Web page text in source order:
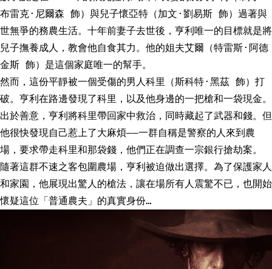
布雷克·尼爾森 飾）與兒子懷亞特（加文·劉易斯 飾）過著與
世無爭的務農生活。十年前妻子去世後，亨利唯一的目標就是將
兒子撫養成人，教會他自食其力。他的姐夫艾爾（特雷斯·阿德
金斯 飾）是這個家庭唯一的幫手。
然而，這份平靜被一個受傷的男人科里（斯科特·黑茲 飾）打
破。亨利在路邊發現了科里，以及他身邊的一把槍和一袋現金。
出於善意，亨利將科里帶回家中救治，同時藏起了武器和錢。但
他很快發現自己惹上了大麻煩——一群自稱是警察的人來到農
場，要求帶走科里和那袋錢，他們正在調查一宗銀行搶劫案。
隨著這群不速之客包圍農場，亨利被迫做出選擇。為了保護家人
和家園，他展現出驚人的槍法，讓在場所有人震驚不已，也開始
懷疑這位「普通農夫」的真實身份…